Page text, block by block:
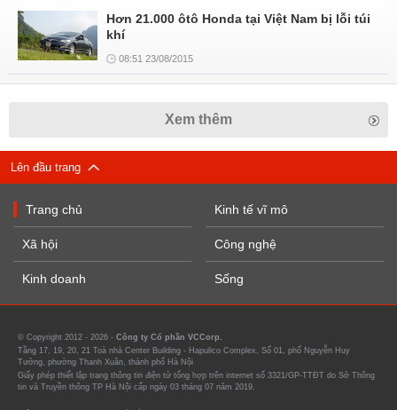
Hơn 21.000 ôtô Honda tại Việt Nam bị lỗi túi
khí
08:51 23/08/2015
Xem thêm
Lên đầu trang
Trang chủ
Xã hội
Kinh doanh
Kinh tế vĩ mô
Công nghệ
Sống
© Copyright 2012 - 2026 - Công ty Cổ phần VCCorp.
Tầng 17, 19, 20, 21 Toà nhà Center Building - Hapulico Complex, Số 01, phố Nguyễn Huy
Tưởng, phường Thanh Xuân, thành phố Hà Nội
Giấy phép thiết lập trang thông tin điện tử tổng hợp trên internet số 3321/GP-TTĐT do Sở Thông
tin và Truyền thông TP Hà Nội cấp ngày 03 tháng 07 năm 2019.